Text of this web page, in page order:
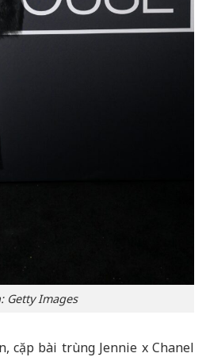
Getty Images
cặp bài trùng Jennie x Chanel